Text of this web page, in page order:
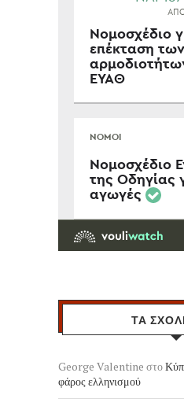
ΤΑ
George Valentine στο
φάρος ελληνισμού